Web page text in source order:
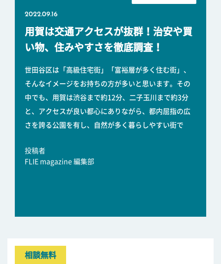
2022.09.16
用賀は交通アクセスが抜群！治安や買
い物、住みやすさを徹底調査！
世田谷区は「高級住宅街」「富裕層が多く住む街」、
そんなイメージをお持ちの方が多いと思います。その
中でも、用賀は渋谷まで約12分、二子玉川まで約3分
と、アクセスが良い都心にありながら、都内屈指の広
さを誇る公園を有し、自然が多く暮らしやすい街で
投稿者
FLIE magazine 編集部
相談無料